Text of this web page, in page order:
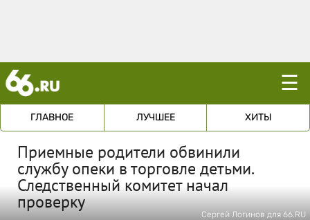
☰
ГЛАВНОЕ ЛУЧШЕЕ ХИТЫ
Приемные родители обвинили
службу опеки в торговле детьми.
Следственный комитет начал
проверку
Сергей Логинов для 66.RU